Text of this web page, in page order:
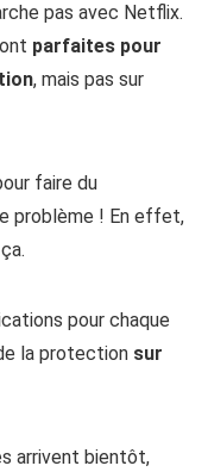
pas avec Netflix.
parfaites pour
, mais pas sur
faire du
problème ! En effet,
pour chaque
la protection sur
arrivent bientôt,